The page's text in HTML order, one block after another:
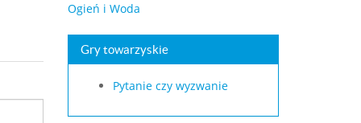
Ogień i Woda
Gry towarzyskie
Pytanie czy wyzwanie